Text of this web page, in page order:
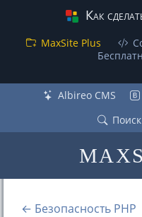
Как
MaxSite Plus
Albireo CMS
Поиск
← Безопасность PHP